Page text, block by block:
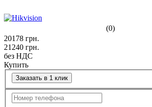
(0)
20178 грн.
21240 грн.
без НДС
Купить
Заказать в 1 клик